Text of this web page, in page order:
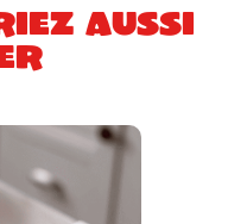
aussi